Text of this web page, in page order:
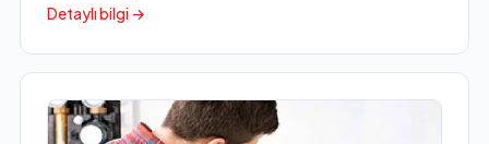
Detaylı bilgi →